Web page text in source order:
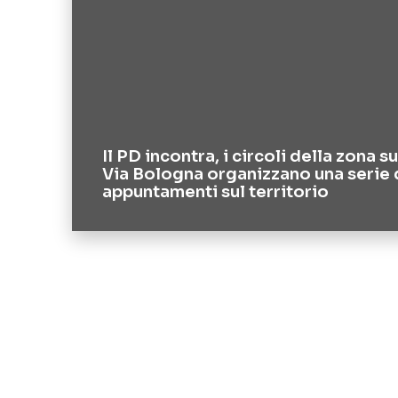
Il PD incontra, i circoli della zona
Via Bologna organizzano una serie
appuntamenti sul territorio